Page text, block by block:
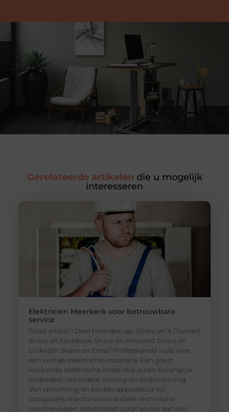
Gerelateerde artikelen die u mogelijk
interesseren
Elektricien Meerkerk voor betrouwbare
service
Goed artikel? Deel hem dan op: Share on X (Twitter)
Share on Facebook Share on Pinterest Share on
LinkedIn Share on Email Professionele hulp voor
een veilige elektrische installatie Een goed
werkende elektrische installatie is een belangrijk
onderdeel van iedere woning en onderneming.
Van verlichting en keukenapparatuur tot
computers, machines en andere technische
voorzieningen: elektriciteit zorgt ervoor dat veel